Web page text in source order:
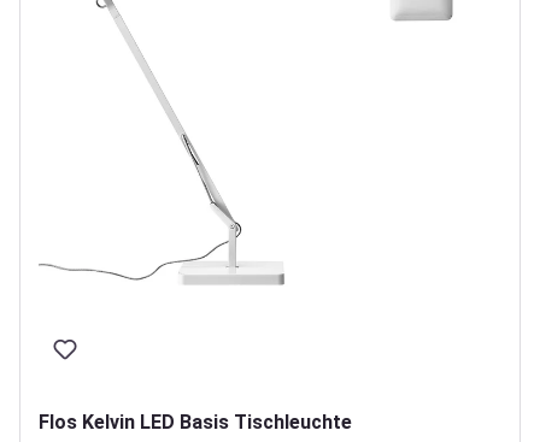
Flos Kelvin LED Basis Tischleuchte